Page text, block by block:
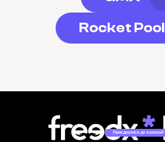
Rocket Pool
Приєднатися до кампанії